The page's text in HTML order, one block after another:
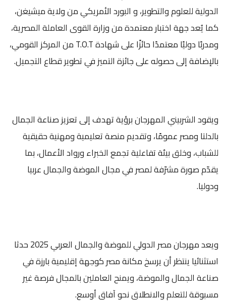
الدولية للعلوم والتطوير، و البورد الأمريكي من ولاية ميشيغن،
كما يُعد جهة اختبار معتمدة من وزارة القوى العاملة المصرية،
ومدربًا دوليًا معتمدًا حائزًا على شهادة T.O.T من المركز القومي،
بالإضافة إلى حصوله على جائزة التميز في تطوير قطاع التجميل.
ويقود الشربيني المهرجان برؤية تهدف إلى تعزيز صناعة الجمال
بالدلتا ومصر عمومًا، وتقديم منصة تعليمية ومهنية حقيقية
للشباب، وخلق بيئة تفاعلية تجمع الخبراء ورواد الأعمال، بما
يقدّم صورة مشرّفة لمصر في مجال الموضة والجمال عربيا
ودوليا.
ويعد مهرجان مصر الدولي للموضة والجمال العربي 2025 حدثا
استثنائيا ينتظر أن يرسخ مكانة مصر كوجهة إقليمية بارزة في
صناعة الجمال والموضة، ويمنح العاملين بالمجال فرصة غير
مسبوقة للتعلم والانطلاق نحو آفاق أوسع.